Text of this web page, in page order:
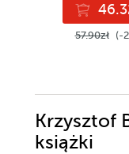
57.90zł (-
Krzysztof
książki